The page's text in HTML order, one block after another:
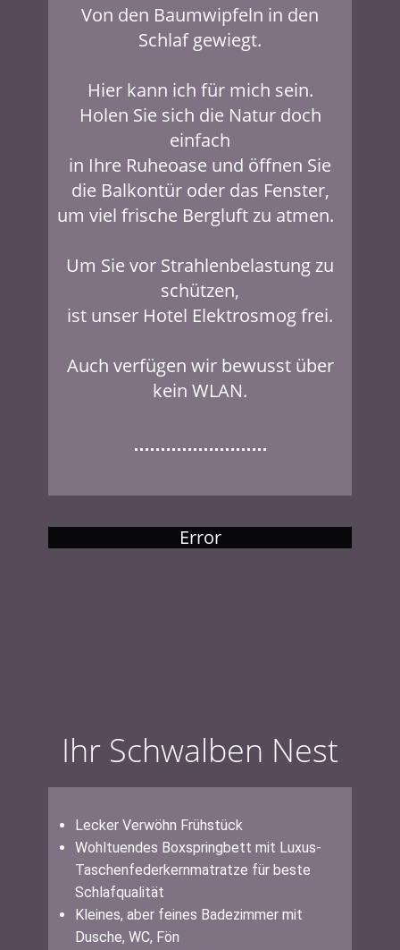
Von den Baumwipfeln in den
Schlaf gewiegt.
Hier kann ich für mich sein.
Holen Sie sich die Natur doch
einfach
in Ihre Ruheoase und öffnen Sie
die Balkontür oder das Fenster,
um viel frische Bergluft zu atmen.
Um Sie vor Strahlenbelastung zu
schützen,
ist unser Hotel Elektrosmog frei.
Auch verfügen wir bewusst über
kein WLAN.
Error
Ihr Schwalben Nest
Lecker Verwöhn Frühstück
Wohltuendes Boxspringbett mit Luxus-
Taschenfederkernmatratze für beste
Schlafqualität
Kleines, aber feines Badezimmer mit
Dusche, WC, Fön